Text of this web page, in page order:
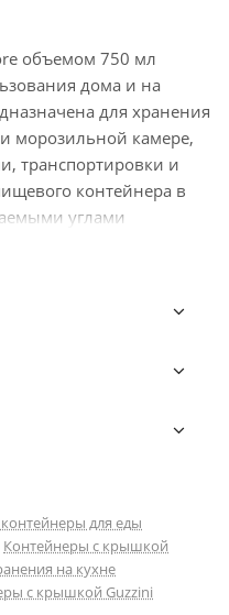
объемом 750 мл
дома и на
для хранения
морозильной камере,
транспортировки и
контейнера в
углами
Spalvieri & Del Ciotto.
высокой
крышка из
еды, что
для еды
Контейнеры с крышкой
на кухне
с крышкой Guzzini